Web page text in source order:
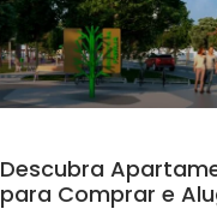
Descubra
para Comprar e